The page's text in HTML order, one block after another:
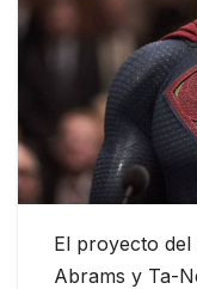
El proyecto
Abrams y Ta-